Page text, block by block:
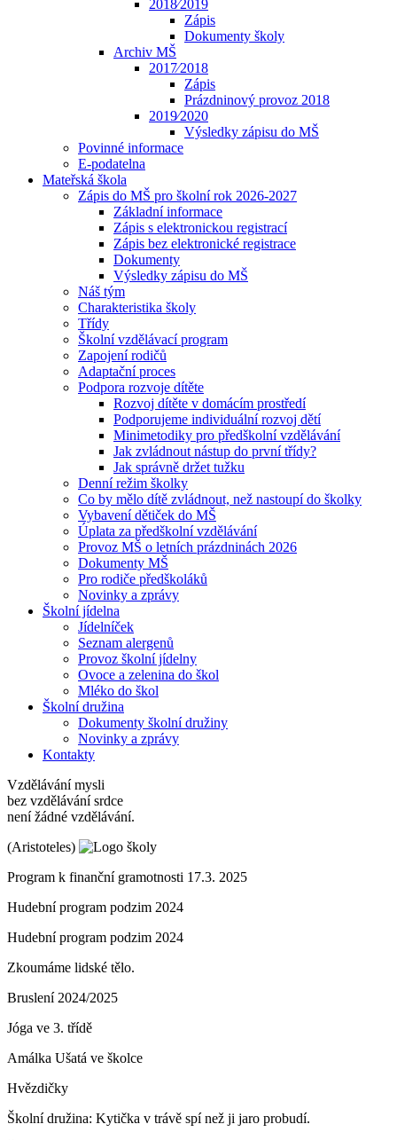
2018⁄2019
Zápis
Dokumenty školy
Archiv MŠ
2017⁄2018
Zápis
Prázdninový provoz 2018
2019⁄2020
Výsledky zápisu do MŠ
Povinné informace
E-podatelna
Mateřská škola
Zápis do MŠ pro školní rok 2026-2027
Základní informace
Zápis s elektronickou registrací
Zápis bez elektronické registrace
Dokumenty
Výsledky zápisu do MŠ
Náš tým
Charakteristika školy
Třídy
Školní vzdělávací program
Zapojení rodičů
Adaptační proces
Podpora rozvoje dítěte
Rozvoj dítěte v domácím prostředí
Podporujeme individuální rozvoj dětí
Minimetodiky pro předškolní vzdělávání
Jak zvládnout nástup do první třídy?
Jak správně držet tužku
Denní režim školky
Co by mělo dítě zvládnout, než nastoupí do školky
Vybavení dětiček do MŠ
Úplata za předškolní vzdělávání
Provoz MŠ o letních prázdninách 2026
Dokumenty MŠ
Pro rodiče předškoláků
Novinky a zprávy
Školní jídelna
Jídelníček
Seznam alergenů
Provoz školní jídelny
Ovoce a zelenina do škol
Mléko do škol
Školní družina
Dokumenty školní družiny
Novinky a zprávy
Kontakty
Vzdělávání mysli
bez vzdělávání srdce
není žádné vzdělávání.
(Aristoteles)
Program k finanční gramotnosti 17.3. 2025
Hudební program podzim 2024
Hudební program podzim 2024
Zkoumáme lidské tělo.
Bruslení 2024/2025
Jóga ve 3. třídě
Amálka Ušatá ve školce
Hvězdičky
Školní družina: Kytička v trávě spí než ji jaro probudí.